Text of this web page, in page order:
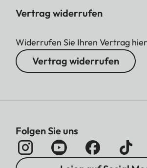
Vertrag widerrufen
Widerrufen Sie Ihren Vertrag
Vertrag widerrufen
Folgen Sie uns